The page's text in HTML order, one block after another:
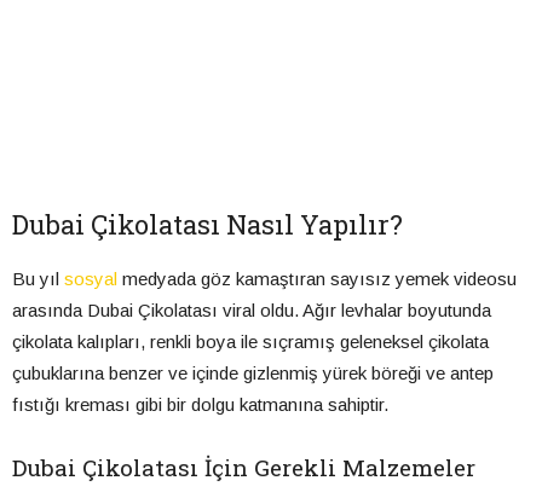
Dubai Çikolatası Nasıl Yapılır?
Bu yıl sosyal medyada göz kamaştıran sayısız yemek videosu
arasında Dubai Çikolatası viral oldu. Ağır levhalar boyutunda
çikolata kalıpları, renkli boya ile sıçramış geleneksel çikolata
çubuklarına benzer ve içinde gizlenmiş yürek böreği ve antep
fıstığı kreması gibi bir dolgu katmanına sahiptir.
Dubai Çikolatası İçin Gerekli Malzemeler